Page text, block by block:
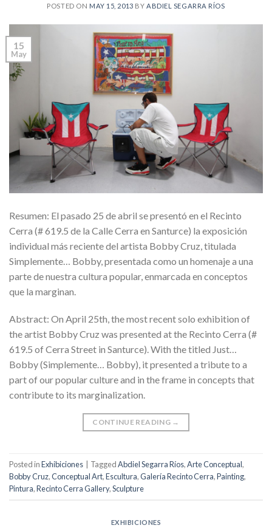
POSTED ON MAY 15, 2013 BY ABDIEL SEGARRA RÍOS
15
May
Resumen: El pasado 25 de abril se presentó en el Recinto
Cerra (# 619.5 de la Calle Cerra en Santurce) la exposición
individual más reciente del artista Bobby Cruz, titulada
Simplemente… Bobby, presentada como un homenaje a una
parte de nuestra cultura popular, enmarcada en conceptos
que la marginan.
Abstract: On April 25th, the most recent solo exhibition of
the artist Bobby Cruz was presented at the Recinto Cerra (#
619.5 of Cerra Street in Santurce). With the titled Just…
Bobby (Simplemente… Bobby), it presented a tribute to a
part of our popular culture and in the frame in concepts that
contribute to its marginalization.
CONTINUE READING →
Posted inExhibiciones TaggedAbdiel Segarra Ríos,Arte Conceptual,
Bobby Cruz,Conceptual Art,Escultura,Galería Recinto Cerra,Painting,
Pintura,Recinto Cerra Gallery,Sculpture
EXHIBICIONES